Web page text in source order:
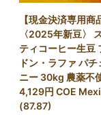
【現金決済専用商
〈2025年新豆〉
ティコーヒー生豆
ドン・ラファ パ
ニー 30kg 農薬不
4,129円 COE
(87.87)